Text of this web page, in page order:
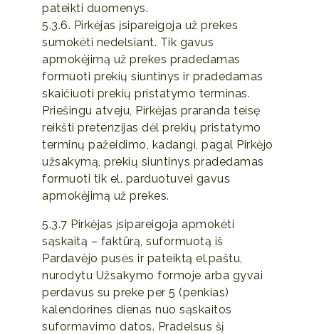
pateikti duomenys.
5.3.6. Pirkėjas įsipareigoja už prekes
sumokėti nedelsiant. Tik gavus
apmokėjimą už prekes pradedamas
formuoti prekių siuntinys ir pradedamas
skaičiuoti prekių pristatymo terminas.
Priešingu atveju, Pirkėjas praranda teisę
reikšti pretenzijas dėl prekių pristatymo
terminų pažeidimo, kadangi, pagal Pirkėjo
užsakymą, prekių siuntinys pradedamas
formuoti tik el. parduotuvei gavus
apmokėjimą už prekes.
5.3.7 Pirkėjas įsipareigoja apmokėti
sąskaitą – faktūrą, suformuotą iš
Pardavėjo pusės ir pateiktą el.paštu,
nurodytu Užsakymo formoje arba gyvai
perdavus su preke per 5 (penkias)
kalendorines dienas nuo sąskaitos
suformavimo datos. Pradelsus šį